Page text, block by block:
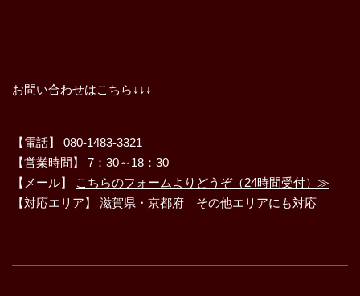
お問い合わせはこちら↓↓↓
【電話】 080-1483-3321
【営業時間】 7：30～18：30
【メール】
こちらのフォームよりどうぞ（24時間受付）≫
【対応エリア】 滋賀県・京都府 その他エリアにも対応